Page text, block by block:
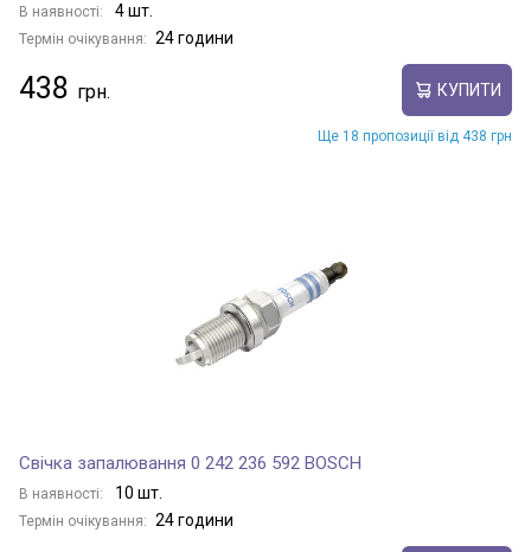
В наявності: 4 шт.
Термін очікування: 24 години
438 КУПИТИ
Ще 18 пропозиції від 438 грн
Свічка запалювання 0 242 236 592 BOSCH
В наявності: 10 шт.
Термін очікування: 24 години